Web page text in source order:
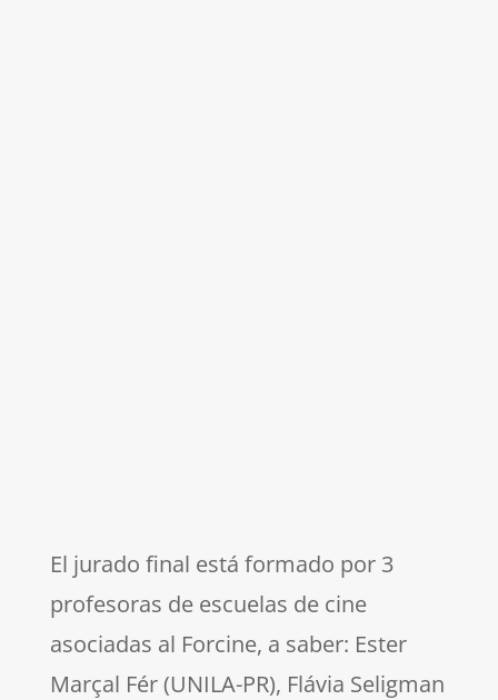
El jurado final está formado por 3
profesoras de escuelas de cine
asociadas al Forcine, a saber: Ester
Marçal Fér (UNILA-PR), Flávia Seligman